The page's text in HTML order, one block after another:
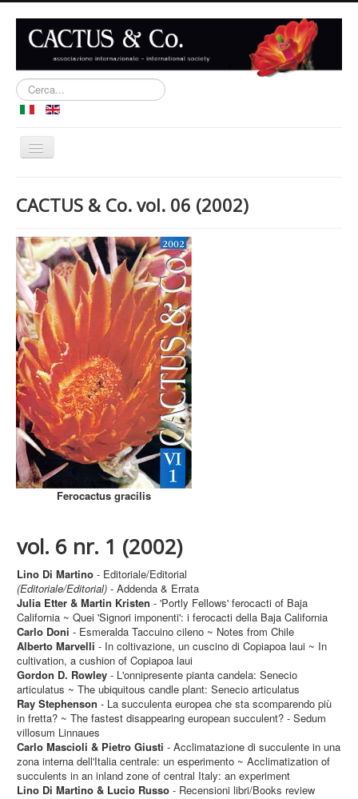
Cerca...
Cambia
Iscrizione
Forum
Pubblicazioni
Web Links
Contatti
Blog
Privacy Policy
CACTUS & Co. vol. 06 (2002)
Ferocactus gracilis
vol. 6 nr. 1 (2002)
Lino Di Martino - Editoriale/Editorial
(Editoriale/Editorial) - Addenda & Errata
Julia Etter & Martin Kristen - 'Portly Fellows' ferocacti of Baja
California ~ Quei 'Signori imponenti': i ferocacti della Baja California
Carlo Doni - Esmeralda Taccuino cileno ~ Notes from Chile
Alberto Marvelli - In coltivazione, un cuscino di Copiapoa laui ~ In
cultivation, a cushion of Copiapoa laui
Gordon D. Rowley - L'onnipresente pianta candela: Senecio
articulatus ~ The ubiquitous candle plant: Senecio articulatus
Ray Stephenson - La succulenta europea che sta scomparendo più
in fretta? ~ The fastest disappearing european succulent? - Sedum
villosum Linnaues
Carlo Mascioli & Pietro Giusti - Acclimatazione di succulente in una
zona interna dell'Italia centrale: un esperimento ~ Acclimatization of
succulents in an inland zone of central Italy: an experiment
Lino Di Martino & Lucio Russo - Recensioni libri/Books review